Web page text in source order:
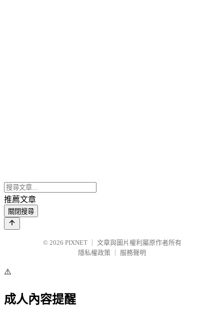
推薦文章
關閉搜尋
© 2026 PIXNET
文章與圖片權利屬原作者所有
隱私權政策
服務聲明
⚠️
成人內容提醒